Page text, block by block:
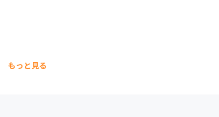
もっと見る